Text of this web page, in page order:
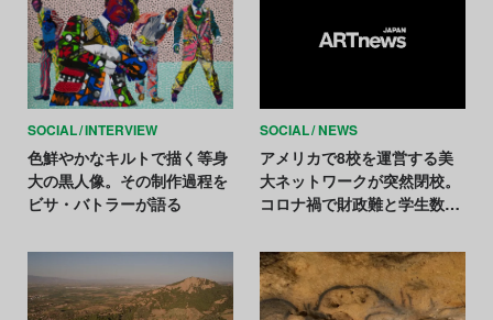
SOCIAL INTERVIEW
色鮮やかなキルトで描く等身
大の黒人像。その制作過程を
ビサ・バトラーが語る
SOCIAL NEWS
アメリカで8校を運営する美
大ネットワークが突然閉校。
コロナ禍で財政難と学生数の